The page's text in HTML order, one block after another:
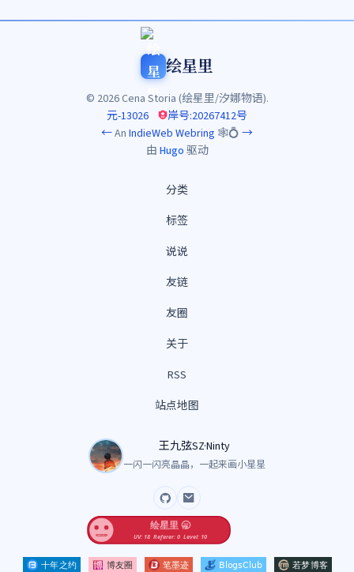
绘星里
© 2026 Cena Storia (绘星里/汐娜物语).
元-13026
岸号:20267412号
←An IndieWeb Webring 🕸💍 →
由 Hugo 驱动
分类
标签
说说
友链
友圈
关于
RSS
站点地图
王九弦SZ·Ninty
一闪一闪亮晶晶，一起来画小星星
GitHubEmail